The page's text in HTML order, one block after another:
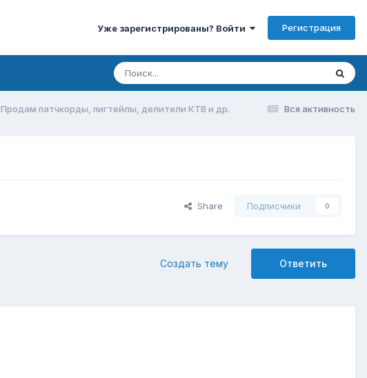
Уже зарегистрированы? Войти Регистрация
Вся активность
Продам патчкорды, пигтейлы, делители КТВ и др.
Share Подписчики 0
Ответить
Создать тему